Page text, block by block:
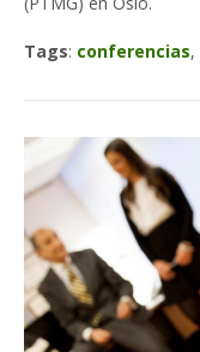
Tags: conferencias,